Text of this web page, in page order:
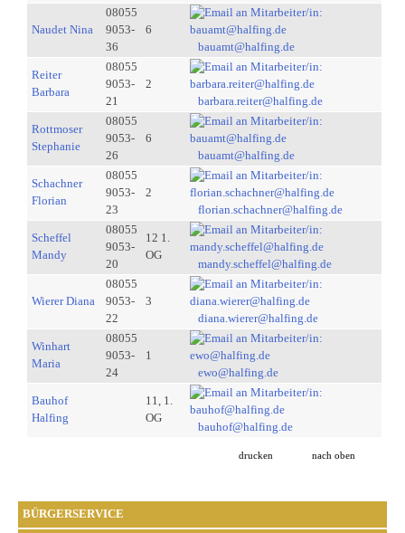
BÜRGERSERVICE
Naudet Nina
08055
9053-
36
6
bauamt@halfing.de
Reiter
Barbara
08055
9053-
21
2
barbara.reiter@halfing.de
Rottmoser
Stephanie
08055
9053-
26
6
bauamt@halfing.de
Schachner
Florian
08055
9053-
23
2
florian.schachner@halfing.de
Scheffel
Mandy
08055
9053-
20
12 1.
OG
mandy.scheffel@halfing.de
Wierer Diana
08055
9053-
22
3
diana.wierer@halfing.de
Winhart
Maria
08055
9053-
24
1
ewo@halfing.de
Bauhof
Halfing
11, 1.
OG
bauhof@halfing.de
drucken nach oben